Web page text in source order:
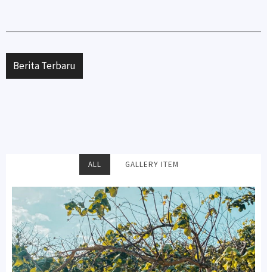
Berita Terbaru
ALL GALLERY ITEM